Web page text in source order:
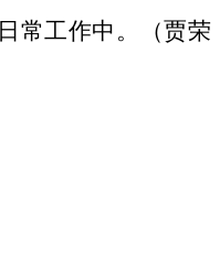
常工作中。（贾荣